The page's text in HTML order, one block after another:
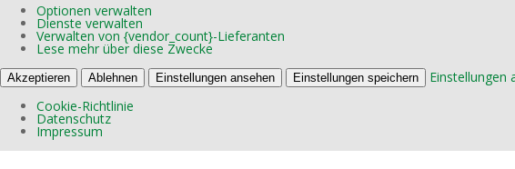
Optionen verwalten
Dienste verwalten
Verwalten von {vendor_count}-Lieferanten
Lese mehr über diese Zwecke
Akzeptieren Ablehnen Einstellungen ansehen Einstellungen speichern
Einstellungen
Cookie-Richtlinie
Datenschutz
Impressum